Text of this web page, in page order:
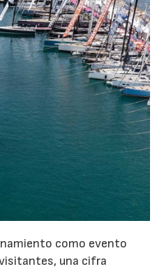
como evento
una cifra